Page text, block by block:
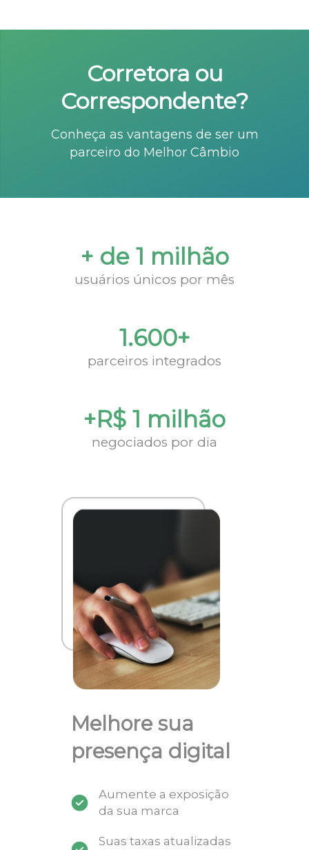
Corretora ou
Correspondente?
Conheça as vantagens de ser um
parceiro do Melhor Câmbio
+ de 1 milhão
usuários únicos por mês
1.600+
parceiros integrados
+R$ 1 milhão
negociados por dia
Melhore sua
presença digital
Aumente a exposição
da sua marca
Suas taxas atualizadas